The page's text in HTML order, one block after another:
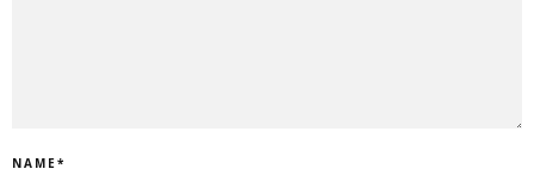
NAME*